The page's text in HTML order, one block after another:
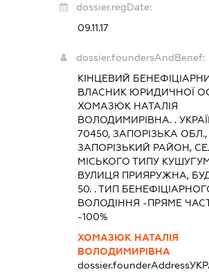
dossier.regDate:
09.11.17
dossier.foundersAndBenef:
КІНЦЕВИЙ
ВЛАСНИК ЮРИДИЧНОЇ
ХОМАЗЮК НАТАЛІЯ
ВОЛОДИМИРІВНА. .
70450, ЗАПОРІЗЬКА ОБЛ.,
ЗАПОРІЗЬКИЙ РАЙОН,
МІСЬКОГО ТИПУ
ВУЛИЦЯ ПРИЯРУЖНА,
50. . ТИП
ВОЛОДІННЯ -ПРЯМЕ
-100%
ХОМАЗЮК НАТАЛІЯ
ВОЛОДИМИРІВНА
dossier.founderAddress